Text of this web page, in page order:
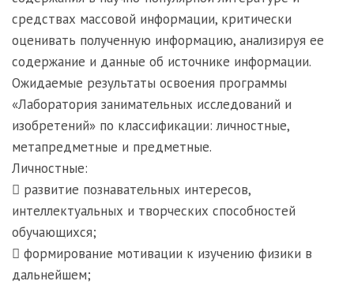
средствах массовой информации, критически
оценивать полученную информацию, анализируя ее
содержание и данные об источнике информации.
Ожидаемые результаты освоения программы
«Лаборатория занимательных исследований и
изобретений» по классификации: личностные,
метапредметные и предметные.
Личностные:
 развитие познавательных интересов,
интеллектуальных и творческих способностей
обучающихся;
 формирование мотивации к изучению физики в
дальнейшем;